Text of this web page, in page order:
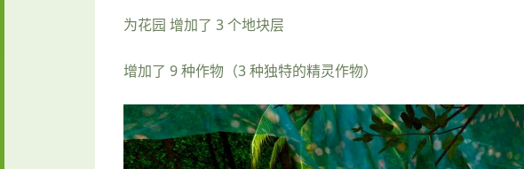
为花园 增加了 3 个地块层
增加了 9 种作物（3 种独特的精灵作物）